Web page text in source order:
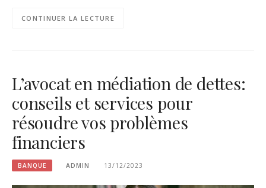
CONTINUER LA LECTURE
L’avocat en médiation de dettes:
conseils et services pour
résoudre vos problèmes
financiers
BANQUE ADMIN 13/12/2023